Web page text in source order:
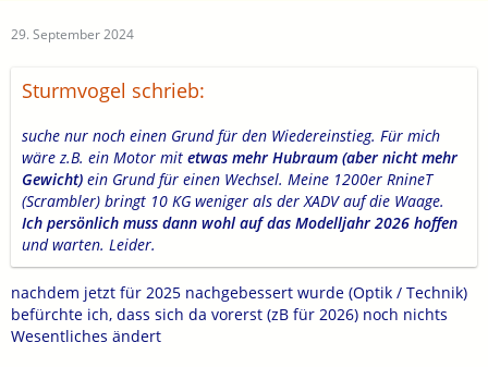
29. September 2024
Sturmvogel schrieb:
suche nur noch einen Grund für den Wiedereinstieg. Für mich
wäre z.B. ein Motor mit etwas mehr Hubraum (aber nicht mehr
Gewicht) ein Grund für einen Wechsel. Meine 1200er RnineT
(Scrambler) bringt 10 KG weniger als der XADV auf die Waage.
Ich persönlich muss dann wohl auf das Modelljahr 2026 hoffen
und warten. Leider.
nachdem jetzt für 2025 nachgebessert wurde (Optik / Technik)
befürchte ich, dass sich da vorerst (zB für 2026) noch nichts
Wesentliches ändert